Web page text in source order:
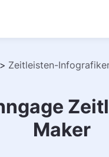
> Zeitleisten-
Maker